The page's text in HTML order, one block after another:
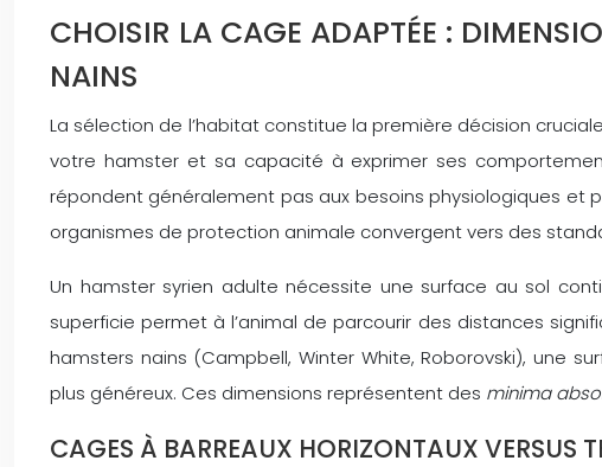
CHOISIR LA CAGE ADAPTÉE :
NAINS
La sélection de l’habitat constitue la première décision
votre hamster et sa capacité à exprimer ses
répondent généralement pas aux besoins physiologiques et
organismes de protection animale convergent vers des
Un hamster syrien adulte nécessite une surface au sol
superficie permet à l’animal de parcourir des distances
hamsters nains (Campbell, Winter White, Roborovski), une
plus généreux. Ces dimensions représentent des minima
CAGES À BARREAUX HORIZONTAUX VERSUS